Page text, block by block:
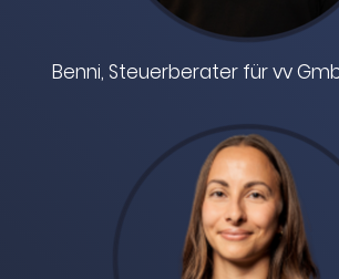
Benni, Steuerberater für vv